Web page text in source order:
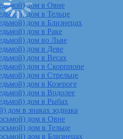
дом в Овне
дом в Тельце
дом в Близнецах
дом в Раке
дом во Льве
дом в Деве
дом в Весах
дом в Скорпионе
дом в Стрельце
дом в Козероге
дом в Водолее
дом в Рыбах
дом в знаках зодиака
дом в Овне
дом в Тельце
дом в Близнецах